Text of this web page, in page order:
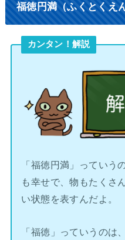
福徳円満（ふくとくえ
カンタン！解説
「福徳円満」っていう
も幸せで、物もたくさ
い状態を表すんだよ。
「福徳」っていうのは